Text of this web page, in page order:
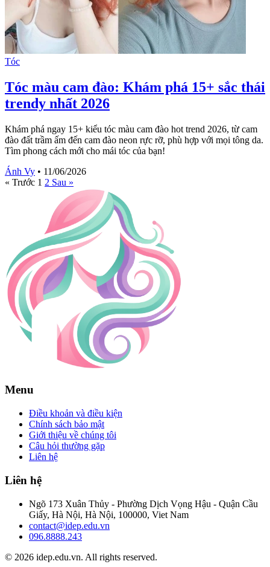
Tóc
Tóc màu cam đào: Khám phá 15+ sắc thái
trendy nhất 2026
Khám phá ngay 15+ kiểu tóc màu cam đào hot trend 2026, từ cam
đào đất trầm ấm đến cam đào neon rực rỡ, phù hợp với mọi tông da.
Tìm phong cách mới cho mái tóc của bạn!
Ánh Vy • 11/06/2026
« Trước 1 2 Sau »
Menu
Điều khoản và điều kiện
Chính sách bảo mật
Giới thiệu về chúng tôi
Câu hỏi thường gặp
Liên hệ
Liên hệ
Ngõ 173 Xuân Thủy - Phường Dịch Vọng Hậu - Quận Cầu
Giấy, Hà Nội, Hà Nội, 100000, Viet Nam
contact@idep.edu.vn
096.8888.243
© 2026 idep.edu.vn. All rights reserved.